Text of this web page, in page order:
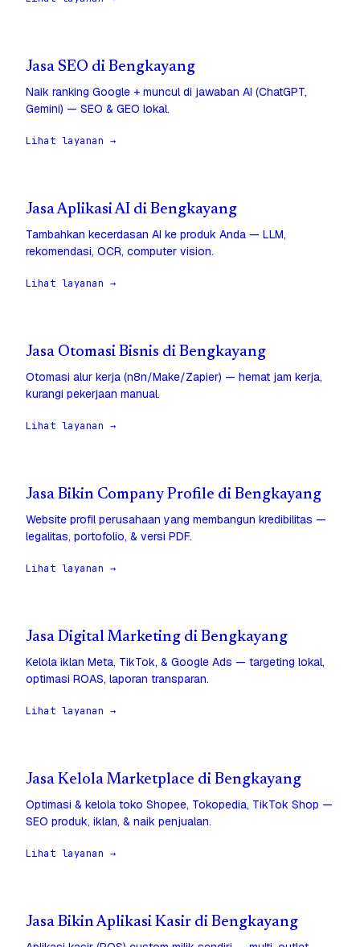
Jasa SEO di Bengkayang
Naik ranking Google + muncul di jawaban AI (ChatGPT,
Gemini) — SEO & GEO lokal.
Lihat layanan →
Jasa Aplikasi AI di Bengkayang
Tambahkan kecerdasan AI ke produk Anda — LLM,
rekomendasi, OCR, computer vision.
Lihat layanan →
Jasa Otomasi Bisnis di Bengkayang
Otomasi alur kerja (n8n/Make/Zapier) — hemat jam kerja,
kurangi pekerjaan manual.
Lihat layanan →
Jasa Bikin Company Profile di Bengkayang
Website profil perusahaan yang membangun kredibilitas —
legalitas, portofolio, & versi PDF.
Lihat layanan →
Jasa Digital Marketing di Bengkayang
Kelola iklan Meta, TikTok, & Google Ads — targeting lokal,
optimasi ROAS, laporan transparan.
Lihat layanan →
Jasa Kelola Marketplace di Bengkayang
Optimasi & kelola toko Shopee, Tokopedia, TikTok Shop —
SEO produk, iklan, & naik penjualan.
Lihat layanan →
Jasa Bikin Aplikasi Kasir di Bengkayang